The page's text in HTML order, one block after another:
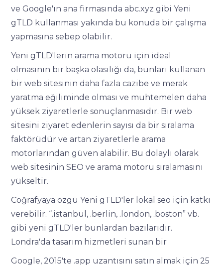
ve Google'ın ana firmasında abc.xyz gibi Yeni
gTLD kullanması yakında bu konuda bir çalışma
yapmasına sebep olabilir.
Yeni gTLD'lerin arama motoru için ideal
olmasının bir başka olasılığı da, bunları kullanan
bir web sitesinin daha fazla cazibe ve merak
yaratma eğiliminde olması ve muhtemelen daha
yüksek ziyaretlerle sonuçlanmasıdır. Bir web
sitesini ziyaret edenlerin sayısı da bir sıralama
faktörüdür ve artan ziyaretlerle arama
motorlarından güven alabilir. Bu dolaylı olarak
web sitesinin SEO ve arama motoru sıralamasını
yükseltir.
Coğrafyaya özgü Yeni gTLD'ler lokal seo için katkı
verebilir. “.istanbul, .berlin, .london, .boston” vb.
gibi yeni gTLD'ler bunlardan bazılarıdır.
Londra'da tasarım hizmetleri sunan bir
Google, 2015'te .app uzantısını satın almak için 25